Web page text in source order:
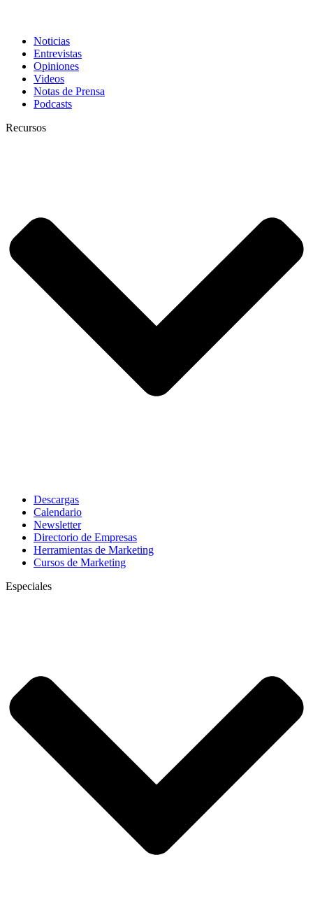
Noticias
Entrevistas
Opiniones
Videos
Notas de Prensa
Podcasts
Recursos
Descargas
Calendario
Newsletter
Directorio de Empresas
Herramientas de Marketing
Cursos de Marketing
Especiales